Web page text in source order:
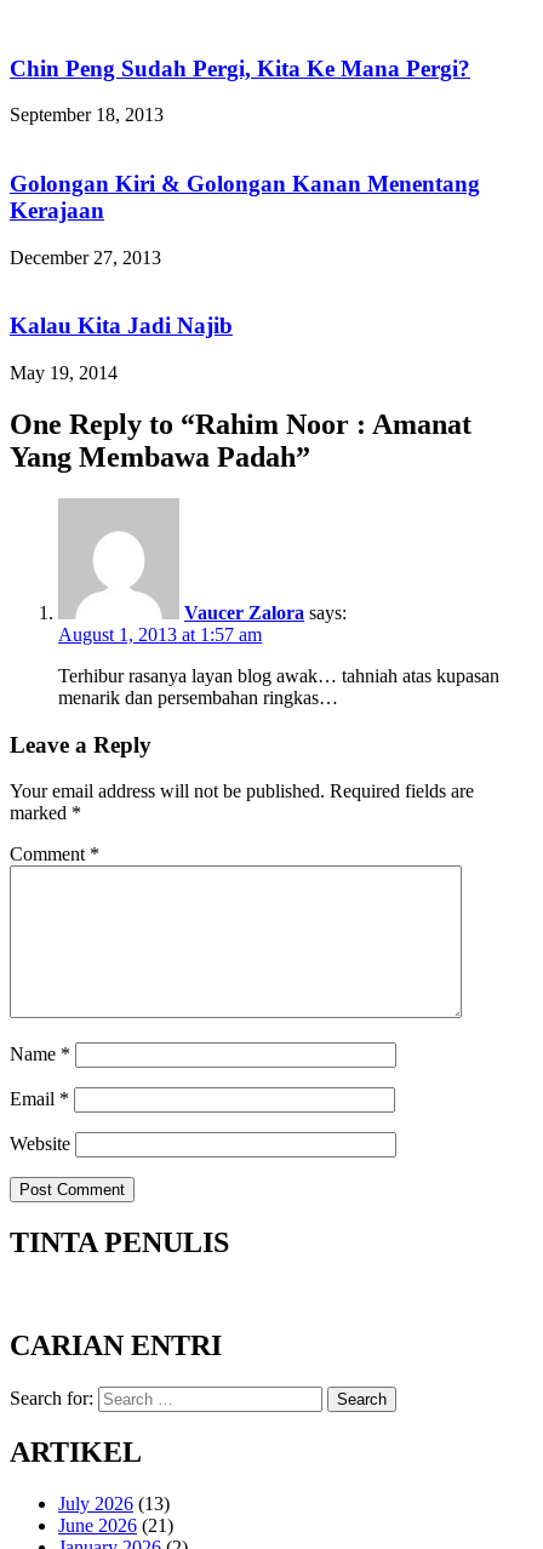
Chin Peng Sudah Pergi, Kita Ke Mana Pergi?
September 18, 2013
Golongan Kiri & Golongan Kanan Menentang
Kerajaan
December 27, 2013
Kalau Kita Jadi Najib
May 19, 2014
One Reply to “Rahim Noor : Amanat
Yang Membawa Padah”
Vaucer Zalora says:
August 1, 2013 at 1:57 am
Terhibur rasanya layan blog awak… tahniah atas kupasan
menarik dan persembahan ringkas…
Leave a Reply
Your email address will not be published. Required fields are
marked *
Comment *
Name *
Email *
Website
TINTA PENULIS
CARIAN ENTRI
Search for: Search
ARTIKEL
July 2026 (13)
June 2026 (21)